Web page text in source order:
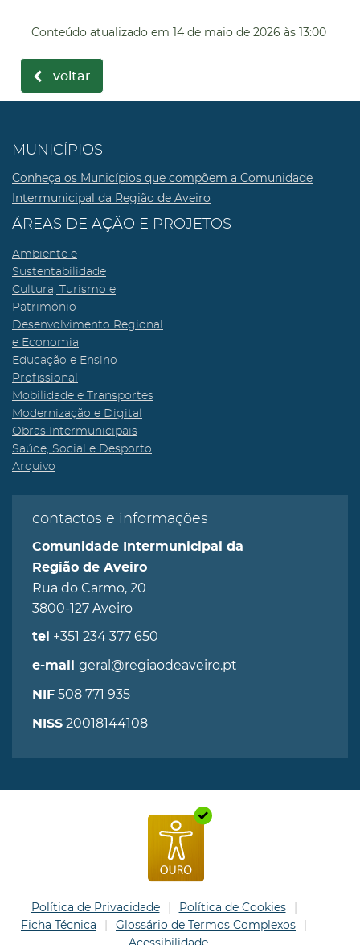
Conteúdo atualizado em 14 de maio de 2026 às 13:00
voltar
MUNICÍPIOS
Conheça os Municípios que compõem a Comunidade
Intermunicipal da Região de Aveiro
ÁREAS DE AÇÃO E PROJETOS
Ambiente e
Sustentabilidade
Cultura, Turismo e
Património
Desenvolvimento Regional
e Economia
Educação e Ensino
Profissional
Mobilidade e Transportes
Modernização e Digital
Obras Intermunicipais
Saúde, Social e Desporto
Arquivo
contactos e informações
Comunidade Intermunicipal da
Região de Aveiro
Rua do Carmo, 20
3800-127 Aveiro
tel +351 234 377 650
e-mail geral@regiaodeaveiro.pt
NIF 508 771 935
NISS 20018144108
Política de Privacidade
Política de Cookies
Ficha Técnica
Glossário de Termos Complexos